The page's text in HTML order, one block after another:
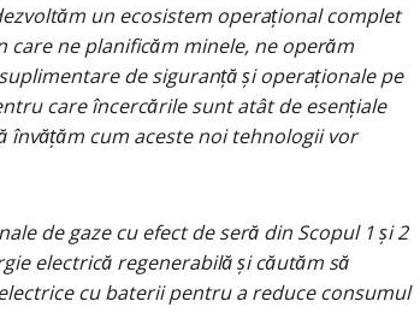
un ecosistem operațional complet
ne planificăm minele, ne operăm
de siguranță și operaționale pe
care încercările sunt atât de esențiale
învățăm cum aceste noi tehnologii vor
de gaze cu efect de seră din Scopul 1 și 2
electrică regenerabilă și căutăm să
cu baterii pentru a reduce consumul